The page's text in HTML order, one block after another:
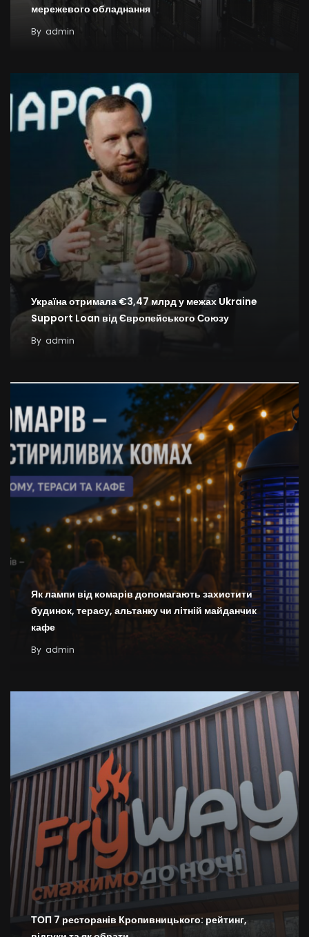
мережевого обладнання
By admin
Україна отримала €3,47 млрд у межах Ukraine
Support Loan від Європейського Союзу
By admin
Як лампи від комарів допомагають захистити
будинок, терасу, альтанку чи літній майданчик
кафе
By admin
ТОП 7 ресторанів Кропивницького: рейтинг,